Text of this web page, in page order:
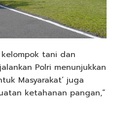
tani dan
Polri menunjukkan
Masyarakat’ juga
ketahanan pangan,”